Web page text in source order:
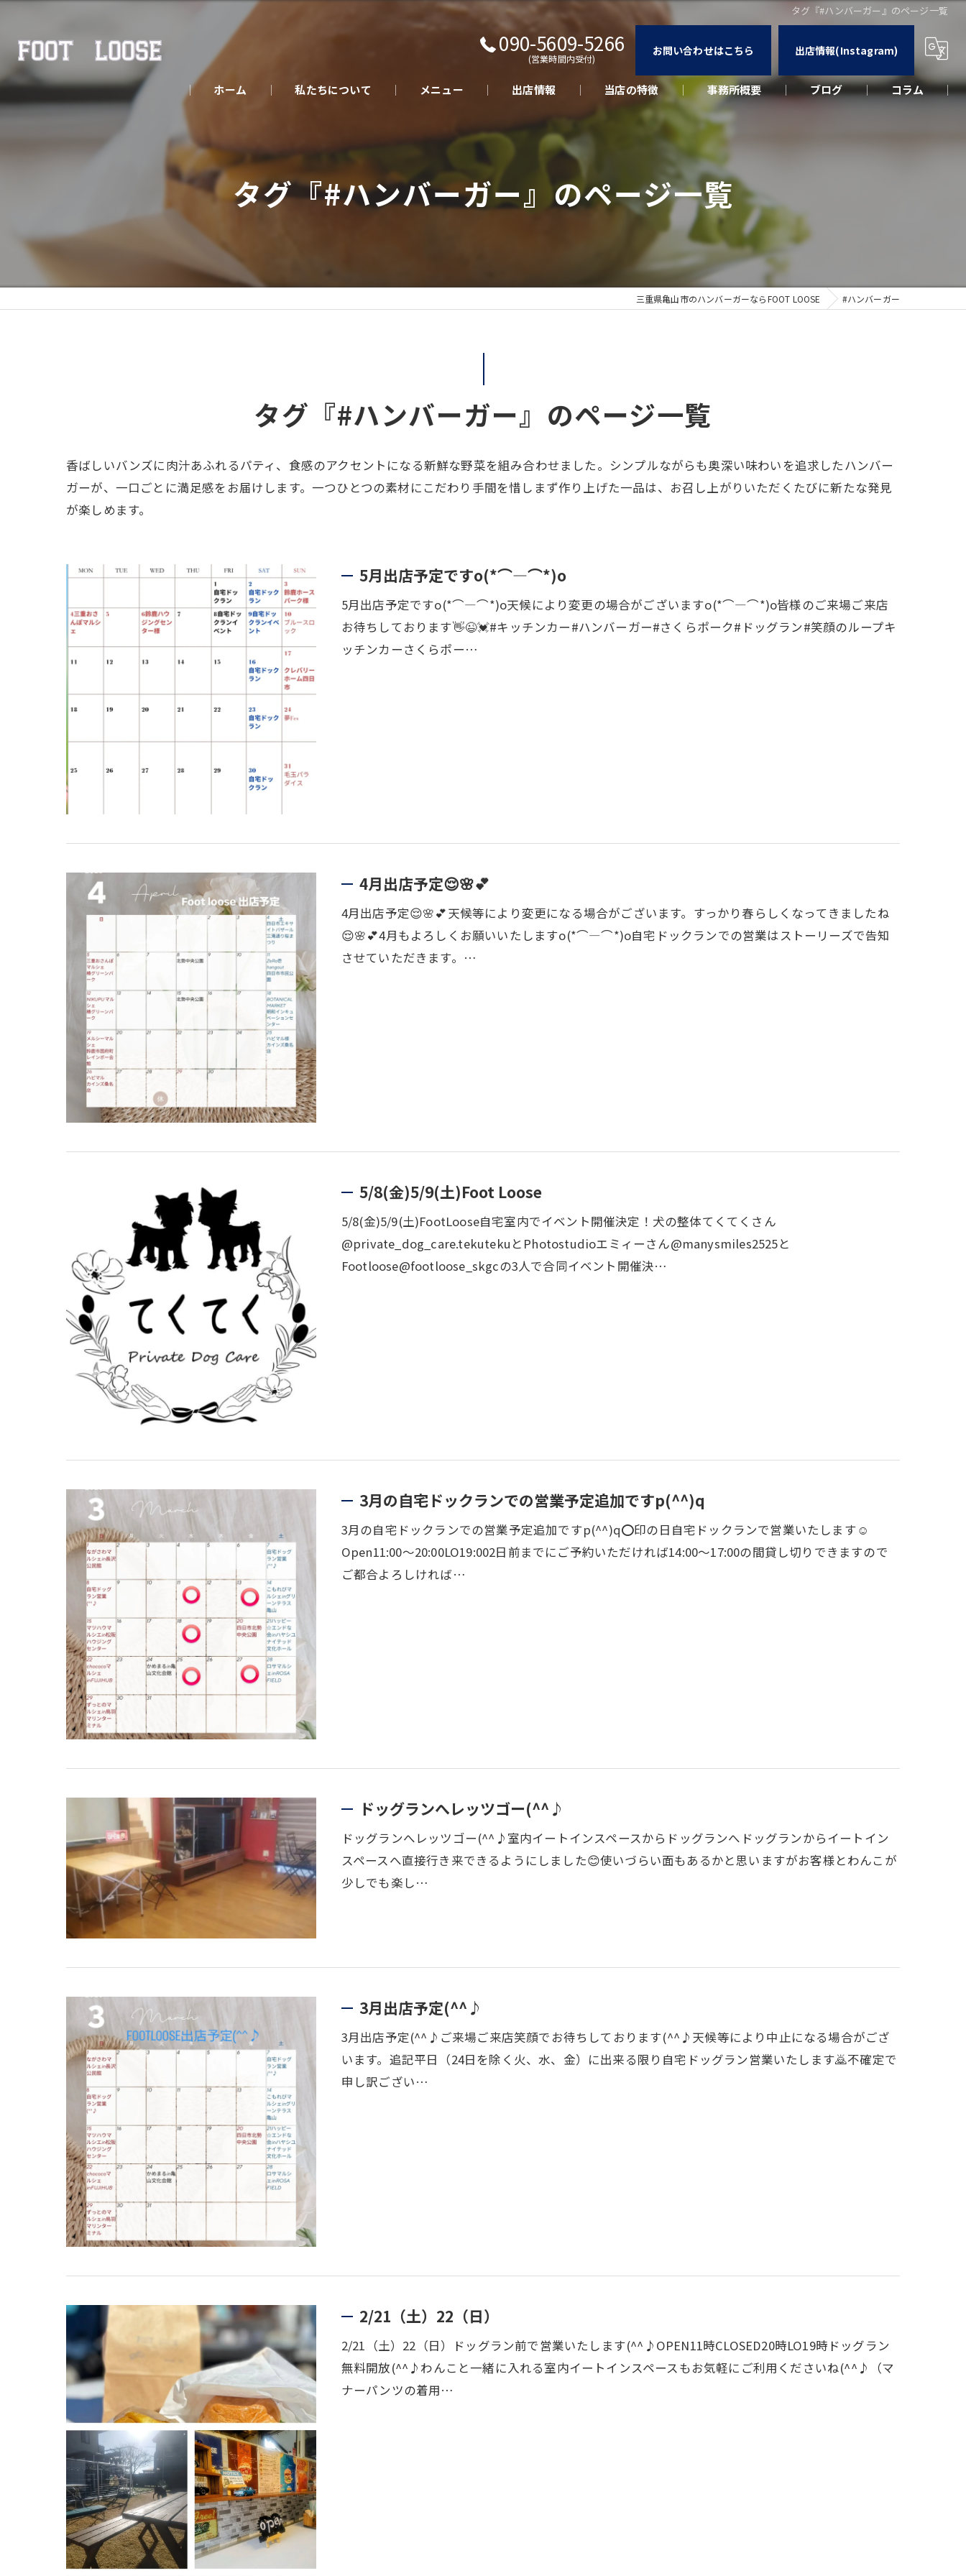
タグ『#ハンバーガー』のページ一覧
090-5609-5266
(営業時間内受付)
お問い合わせはこちら 出店情報(Instagram)
ホーム 私たちについて メニュー 出店情報 当店の特徴
さくらポーク
事務所概要 ブログ コラム
タグ『#ハンバーガー』のページ一覧
三重県亀山市のハンバーガーならFOOT LOOSE #ハンバーガー
タグ『#ハンバーガー』のページ一覧
香ばしいバンズに肉汁あふれるパティ、食感のアクセントになる新鮮な野菜を組み合わせました。シンプルながらも奥深い味わいを追求したハンバー
ガーが、一口ごとに満足感をお届けします。一つひとつの素材にこだわり手間を惜しまず作り上げた一品は、お召し上がりいただくたびに新たな発見
が楽しめます。
5月出店予定ですo(*⌒―⌒*)o
5月出店予定ですo(*⌒―⌒*)o天候により変更の場合がございますo(*⌒―⌒*)o皆様のご来場ご来店
お待ちしております👋😉💓#キッチンカー#ハンバーガー#さくらポーク#ドッグラン#笑顔のループキ
ッチンカーさくらポー…
4月出店予定😌🌸💕
4月出店予定😌🌸💕天候等により変更になる場合がございます。すっかり春らしくなってきましたね
😌🌸💕4月もよろしくお願いいたしますo(*⌒―⌒*)o自宅ドックランでの営業はストーリーズで告知
させていただきます。…
5/8(金)5/9(土)Foot Loose
5/8(金)5/9(土)FootLoose自宅室内でイベント開催決定！犬の整体てくてくさん
@private_dog_care.tekutekuとPhotostudioエミィーさん@manysmiles2525と
Footloose@footloose_skgcの3人で合同イベント開催決…
3月の自宅ドックランでの営業予定追加ですp(^^)q
3月の自宅ドックランでの営業予定追加ですp(^^)q⭕印の日自宅ドックランで営業いたします☺
Open11:00～20:00LO19:002日前までにご予約いただければ14:00～17:00の間貸し切りできますので
ご都合よろしければ…
ドッグランへレッツゴー(^^♪
ドッグランへレッツゴー(^^♪室内イートインスペースからドッグランへドッグランからイートイン
スペースへ直接行き来できるようにしました😊使いづらい面もあるかと思いますがお客様とわんこが
少しでも楽し…
3月出店予定(^^♪
3月出店予定(^^♪ご来場ご来店笑顔でお待ちしております(^^♪天候等により中止になる場合がござ
います。追記平日（24日を除く火、水、金）に出来る限り自宅ドッグラン営業いたします🙇不確定で
申し訳ござい…
2/21（土）22（日）
2/21（土）22（日）ドッグラン前で営業いたします(^^♪OPEN11時CLOSED20時LO19時ドッグラン
無料開放(^^♪わんこと一緒に入れる室内イートインスペースもお気軽にご利用くださいね(^^♪（マ
ナーパンツの着用…